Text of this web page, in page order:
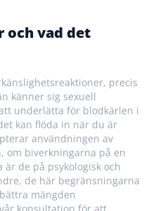
och vad det
precis
känner sig sexuell
underlätta för blodkärlen i
kan flöda in när du är
användningen av
om biverkningarna på en
är de på psykologisk och
de här begränsningarna
mängden